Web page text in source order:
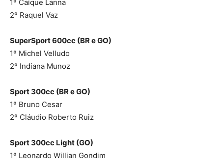
1º Caíque Lanna
2º Raquel Vaz
SuperSport 600cc (BR e GO)
1º Michel Velludo
2º Indiana Munoz
Sport 300cc (BR e GO)
1º Bruno Cesar
2º Cláudio Roberto Ruiz
Sport 300cc Light (GO)
1º Leonardo Willian Gondim